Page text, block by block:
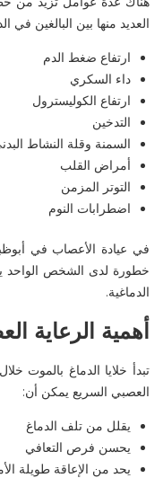
العديد منها بين البالغين في
ارتفاع ضغط الدم
داء السكري
ارتفاع الكوليسترول
التدخين
السمنة وقلة النشاط
أمراض القلب
التوتر المزمن
اضطرابات النوم
في عيادة الأعصاب في
خطورة لدى الشخص الواحد
الدماغية.
أهمية الرعاية
تبدأ خلايا الدماغ بالموت
العصبي السريع يمكن أن:
يقلل من تلف الدماغ
يحسن فرص التعافي
يحد من الإعاقة طويلة